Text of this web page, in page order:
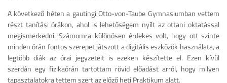
A következő héten a gautingi Otto-von-Taube Gymnasiumban vettem
részt tanítási órákon, ahol is lehetőségem nyílt az ottani oktatással
megismerkedni. Számomra különösen érdekes volt, hogy ott szinte
minden órán fontos szerepet játszott a digitális eszközök használata, a
legtöbb diák az órai jegyzeteit is ezeken készítette el. Ezen kívül
szerdán egy fizikaórán tartottam rövid előadást arról, hogy milyen
tapasztalatokra tettem szert az előző heti Praktikum alatt.